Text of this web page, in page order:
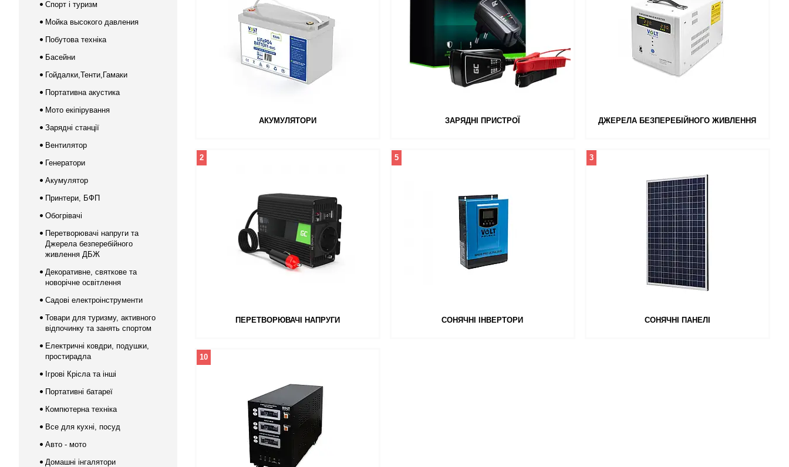
АКУМУЛЯТОРИ ЗАРЯДНІ ПРИСТРОЇ ДЖЕРЕЛА БЕЗПЕРЕБІЙНОГО ЖИВЛЕННЯ
ПЕРЕТВОРЮВАЧІ НАПРУГИ
2
СОНЯЧНІ ІНВЕРТОРИ
5
СОНЯЧНІ ПАНЕЛІ
3
10
Спорт і туризм
Мойка высокого давления
Побутова техніка
Басейни
Гойдалки,Тенти,Гамаки
Портативна акустика
Мото екіпірування
Зарядні станції
Вентилятор
Генератори
Акумулятор
Принтери, БФП
Обогрівачі
Перетворювачі напруги та
Джерела безперебійного
живлення ДБЖ
Декоративне, святкове та
новорічне освітлення
Садові електроінструменти
Товари для туризму, активного
відпочинку та занять спортом
Електричні ковдри, подушки,
простирадла
Ігрові Крісла та інші
Портативні батареї
Компютерна техніка
Все для кухні, посуд
Авто - мото
Домашні інгалятори